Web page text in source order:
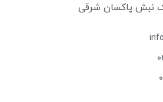
نبش پاکسان شرقی